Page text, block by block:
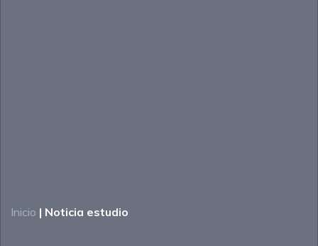
Inicio | Noticia estudio